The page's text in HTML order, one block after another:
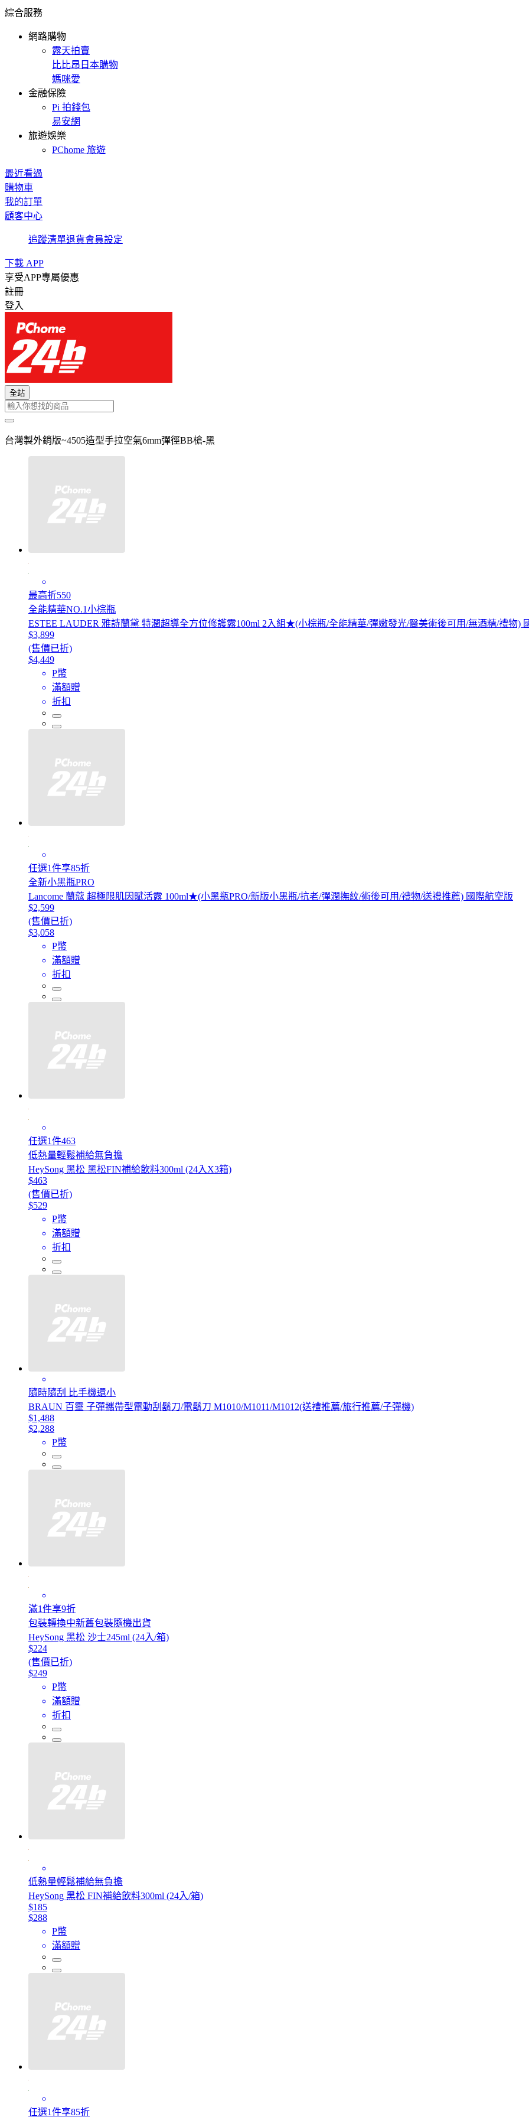
綜合服務
網路購物
露天拍賣
比比昂日本購物
媽咪愛
金融保險
Pi 拍錢包
易安網
旅遊娛樂
PChome 旅遊
最近看過
購物車
我的訂單
顧客中心
追蹤清單退貨會員設定
下載 APP
享受APP專屬優惠
註冊
登入
全站
台灣製外銷版~4505造型手拉空氣6mm彈徑BB槍-黑
最高折550
全能精華NO.1小棕瓶
ESTEE LAUDER 雅詩蘭黛 特潤超導全方位修護露100ml 2入組★(小棕瓶/全能精華/彈嫩發光/醫美術後可用/無酒精/禮物)
$3,899
(售價已折)
$4,449
P幣
滿額贈
折扣
任選1件享85折
全新小黑瓶PRO
Lancome 蘭蔻 超極限肌因賦活露 100ml★(小黑瓶PRO/新版小黑瓶/抗老/彈潤撫紋/術後可用/禮物/送禮推薦) 國際航空版
$2,599
(售價已折)
$3,058
P幣
滿額贈
折扣
任選1件463
低熱量輕鬆補給無負擔
HeySong 黑松 黑松FIN補給飲料300ml (24入X3箱)
$463
(售價已折)
$529
P幣
滿額贈
折扣
隨時隨刮 比手機還小
BRAUN 百靈 子彈攜帶型電動刮鬍刀/電鬍刀 M1010/M1011/M1012(送禮推薦/旅行推薦/子彈機)
$1,488
$2,288
P幣
滿1件享9折
包裝轉換中新舊包裝隨機出貨
HeySong 黑松 沙士245ml (24入/箱)
$224
(售價已折)
$249
P幣
滿額贈
折扣
低熱量輕鬆補給無負擔
HeySong 黑松 FIN補給飲料300ml (24入/箱)
$185
$288
P幣
滿額贈
任選1件享85折